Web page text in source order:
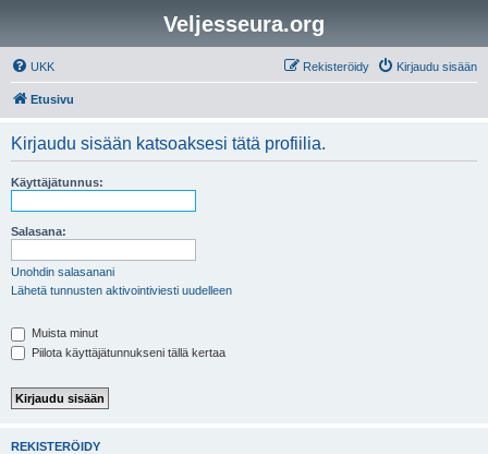
Veljesseura.org
UKK Kirjaudu sisään
Rekisteröidy
Etusivu
Kirjaudu sisään katsoaksesi tätä profiilia.
Käyttäjätunnus:
Salasana:
Unohdin salasanani
Lähetä tunnusten aktivointiviesti uudelleen
Muista minut
Piilota käyttäjätunnukseni tällä kertaa
REKISTERÖIDY